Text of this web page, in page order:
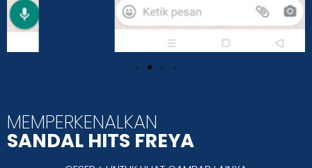
MEMPERKENALKAN
SANDAL HITS FREYA